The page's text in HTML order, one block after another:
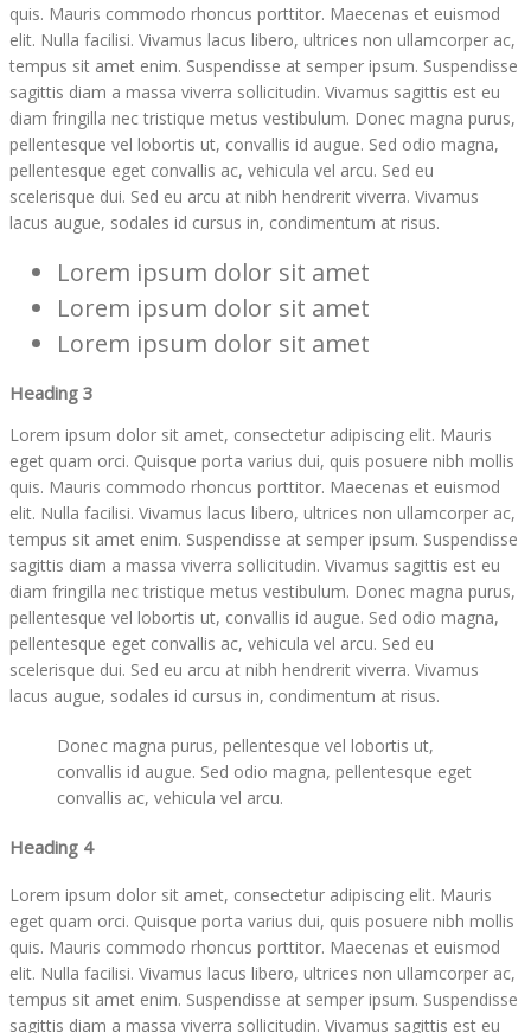
quis. Mauris commodo rhoncus porttitor. Maecenas et euismod
elit. Nulla facilisi. Vivamus lacus libero, ultrices non ullamcorper ac,
tempus sit amet enim. Suspendisse at semper ipsum. Suspendisse
sagittis diam a massa viverra sollicitudin. Vivamus sagittis est eu
diam fringilla nec tristique metus vestibulum. Donec magna purus,
pellentesque vel lobortis ut, convallis id augue. Sed odio magna,
pellentesque eget convallis ac, vehicula vel arcu. Sed eu
scelerisque dui. Sed eu arcu at nibh hendrerit viverra. Vivamus
lacus augue, sodales id cursus in, condimentum at risus.
Lorem ipsum dolor sit amet
Lorem ipsum dolor sit amet
Lorem ipsum dolor sit amet
Heading 3
Lorem ipsum dolor sit amet, consectetur adipiscing elit. Mauris
eget quam orci. Quisque porta varius dui, quis posuere nibh mollis
quis. Mauris commodo rhoncus porttitor. Maecenas et euismod
elit. Nulla facilisi. Vivamus lacus libero, ultrices non ullamcorper ac,
tempus sit amet enim. Suspendisse at semper ipsum. Suspendisse
sagittis diam a massa viverra sollicitudin. Vivamus sagittis est eu
diam fringilla nec tristique metus vestibulum. Donec magna purus,
pellentesque vel lobortis ut, convallis id augue. Sed odio magna,
pellentesque eget convallis ac, vehicula vel arcu. Sed eu
scelerisque dui. Sed eu arcu at nibh hendrerit viverra. Vivamus
lacus augue, sodales id cursus in, condimentum at risus.
Donec magna purus, pellentesque vel lobortis ut,
convallis id augue. Sed odio magna, pellentesque eget
convallis ac, vehicula vel arcu.
Heading 4
Lorem ipsum dolor sit amet, consectetur adipiscing elit. Mauris
eget quam orci. Quisque porta varius dui, quis posuere nibh mollis
quis. Mauris commodo rhoncus porttitor. Maecenas et euismod
elit. Nulla facilisi. Vivamus lacus libero, ultrices non ullamcorper ac,
tempus sit amet enim. Suspendisse at semper ipsum. Suspendisse
sagittis diam a massa viverra sollicitudin. Vivamus sagittis est eu